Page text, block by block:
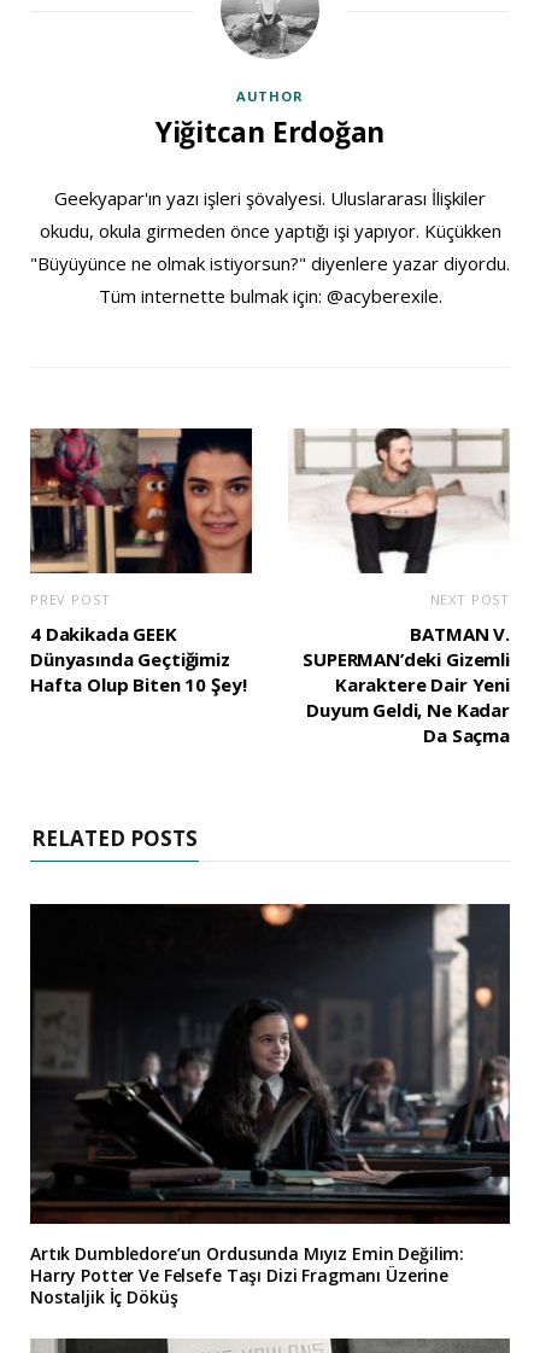
AUTHOR
Yiğitcan Erdoğan
Geekyapar'ın yazı işleri şövalyesi. Uluslararası İlişkiler
okudu, okula girmeden önce yaptığı işi yapıyor. Küçükken
"Büyüyünce ne olmak istiyorsun?" diyenlere yazar diyordu.
Tüm internette bulmak için: @acyberexile.
PREV POST
4 Dakikada GEEK
Dünyasında Geçtiğimiz
Hafta Olup Biten 10 Şey!
NEXT POST
BATMAN V.
SUPERMAN’deki Gizemli
Karaktere Dair Yeni
Duyum Geldi, Ne Kadar
Da Saçma
RELATED POSTS
Artık Dumbledore’un Ordusunda Mıyız Emin Değilim:
Harry Potter Ve Felsefe Taşı Dizi Fragmanı Üzerine
Nostaljik İç Döküş